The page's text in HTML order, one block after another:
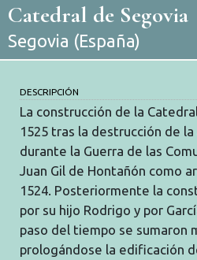
Catedral de Segovia
Segovia (España)
DESCRIPCIÓN
La construcción de la
1525 tras la destrucción de
durante la Guerra de las
Juan Gil de Hontañón como
1524. Posteriormente la
por su hijo Rodrigo y por
paso del tiempo se sumaron
prologándose la edificación